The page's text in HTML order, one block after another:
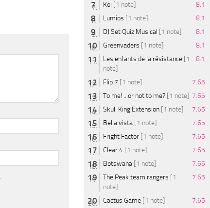
Koi [1 note]
8.1
Lumios [1 note]
8.1
DJ Set Quiz Musical [1 note]
8.1
Greenvaders [1 note]
8.1
Les enfants de la résistance [1
note]
8.1
Flip 7 [1 note]
7.65
To me! ...or not to me? [1 note]
7.65
Skull King Extension [1 note]
7.65
Bella vista [1 note]
7.65
Fright Factor [1 note]
7.65
Clear 4 [1 note]
7.65
Botswana [1 note]
7.65
The Peak team rangers [1
note]
7.65
Cactus Game [1 note] 7.65